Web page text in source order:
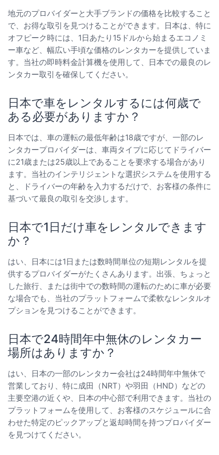
地元のプロバイダーと大手ブランドの価格を比較すること
で、お得な取引を見つけることができます。日本は、特に
オフピーク時には、1日あたり15ドルから始まるエコノミ
ー車など、幅広い手頃な価格のレンタカーを提供していま
す。当社の即時料金計算機を使用して、日本での最良のレ
ンタカー取引を確保してください。
日本で車をレンタルするには何歳で
ある必要がありますか？
日本では、車の運転の最低年齢は18歳ですが、一部のレ
ンタカープロバイダーは、車両タイプに応じてドライバー
に21歳または25歳以上であることを要求する場合があり
ます。当社のインテリジェントな選択システムを使用する
と、ドライバーの年齢を入力するだけで、お客様の条件に
基づいて最良の取引を交渉します。
日本で1日だけ車をレンタルできます
か？
はい、日本には1日または数時間単位の短期レンタルを提
供するプロバイダーがたくさんあります。出張、ちょっと
した旅行、または街中での数時間の運転のために車が必要
な場合でも、当社のプラットフォームで柔軟なレンタルオ
プションを見つけることができます。
日本で24時間年中無休のレンタカー
場所はありますか？
はい、日本の一部のレンタカー会社は24時間年中無休で
営業しており、特に成田（NRT）や羽田（HND）などの
主要空港の近くや、日本の中心部で利用できます。当社の
プラットフォームを使用して、お客様のスケジュールに合
わせた特定のピックアップと返却時間を持つプロバイダー
を見つけてください。